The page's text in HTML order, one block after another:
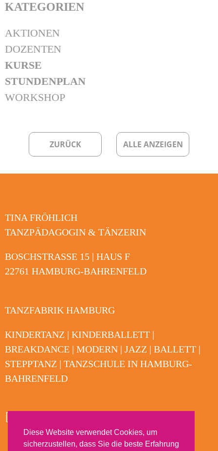
Diese Website verwendet Cookies, um
sicherzustellen, dass Sie die beste Erfahrung
KATEGORIEN
AKTIONEN
DOZENTEN
KURSE
STUNDENPLAN
WORKSHOP
ZURÜCK ALLE ANZEIGEN
TINA FRÖHLICH
TANZPÄDAGOGIN & TÄNZERIN
BOSCHSTRASSE 15 | HAUS F
22761 HAMBURG-BAHRENFELD
TANZFABRIK HAMBURG
KINDERTANZ | KINDERBALLETT |
BREAKDANCE | MODERN | JAZZ | BALLETT |
STEPPTANZ | TANZSCHULE IN HAMBURG-
BAHRENFELD